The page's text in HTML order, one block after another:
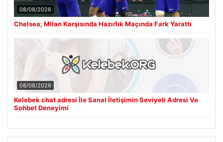
08/08/2026
Chelsea, Milan Karşısında Hazırlık Maçında Fark Yarattı
08/08/2026
Kelebek chat adresi İle Sanal İletişimin Seviyeli Adresi Ve
Sohbet Deneyimi